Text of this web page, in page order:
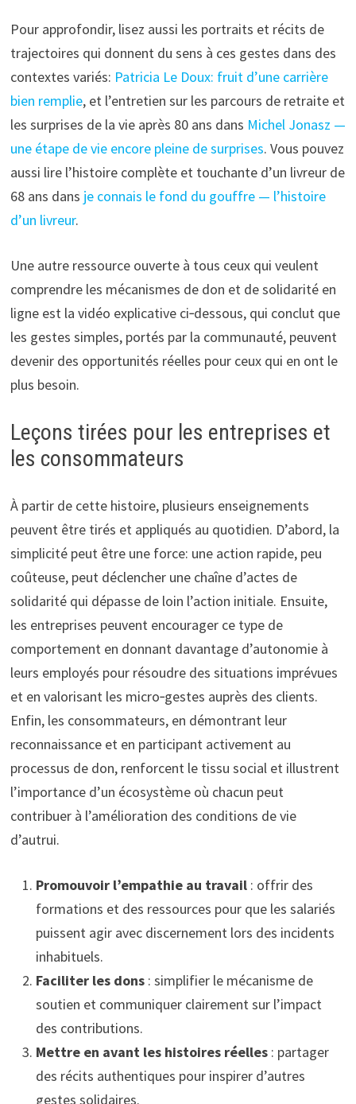
Pour approfondir, lisez aussi les portraits et récits de
trajectoires qui donnent du sens à ces gestes dans des
contextes variés: Patricia Le Doux: fruit d’une carrière
bien remplie, et l’entretien sur les parcours de retraite et
les surprises de la vie après 80 ans dans Michel Jonasz —
une étape de vie encore pleine de surprises. Vous pouvez
aussi lire l’histoire complète et touchante d’un livreur de
68 ans dans je connais le fond du gouffre — l’histoire
d’un livreur.
Une autre ressource ouverte à tous ceux qui veulent
comprendre les mécanismes de don et de solidarité en
ligne est la vidéo explicative ci‑dessous, qui conclut que
les gestes simples, portés par la communauté, peuvent
devenir des opportunités réelles pour ceux qui en ont le
plus besoin.
Leçons tirées pour les entreprises et
les consommateurs
À partir de cette histoire, plusieurs enseignements
peuvent être tirés et appliqués au quotidien. D’abord, la
simplicité peut être une force: une action rapide, peu
coûteuse, peut déclencher une chaîne d’actes de
solidarité qui dépasse de loin l’action initiale. Ensuite,
les entreprises peuvent encourager ce type de
comportement en donnant davantage d’autonomie à
leurs employés pour résoudre des situations imprévues
et en valorisant les micro‑gestes auprès des clients.
Enfin, les consommateurs, en démontrant leur
reconnaissance et en participant activement au
processus de don, renforcent le tissu social et illustrent
l’importance d’un écosystème où chacun peut
contribuer à l’amélioration des conditions de vie
d’autrui.
Promouvoir l’empathie au travail: offrir des
formations et des ressources pour que les salariés
puissent agir avec discernement lors des incidents
inhabituels.
Faciliter les dons: simplifier le mécanisme de
soutien et communiquer clairement sur l’impact
des contributions.
Mettre en avant les histoires réelles: partager
des récits authentiques pour inspirer d’autres
gestes solidaires.